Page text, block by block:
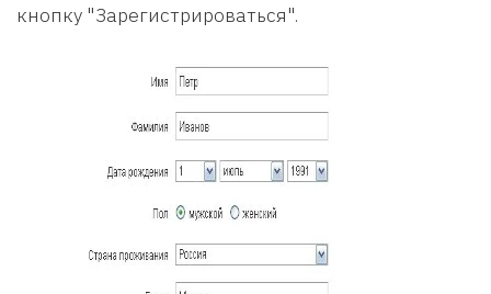
кнопку "Зарегистрироваться".